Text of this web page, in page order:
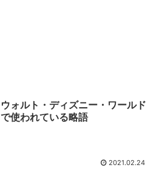
ウォルト・ディズニー・ワールド
で使われている略語
2021.02.24